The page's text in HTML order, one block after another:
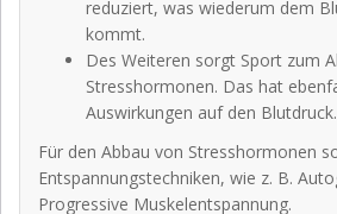
reduziert, was wiederum dem
kommt.
Des Weiteren sorgt Sport zum
Stresshormonen. Das hat
Auswirkungen auf den Blutdruck.
Für den Abbau von Stresshormonen
Entspannungstechniken, wie z. B.
Progressive Muskelentspannung.